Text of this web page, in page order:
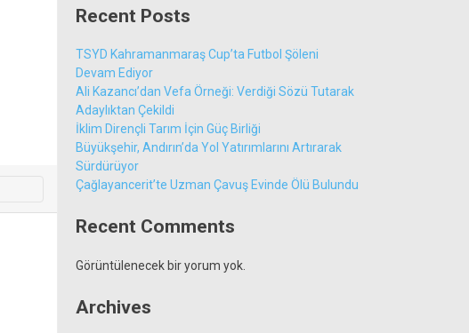
Recent Posts
TSYD Kahramanmaraş Cup’ta Futbol Şöleni
Devam Ediyor
Ali Kazancı’dan Vefa Örneği: Verdiği Sözü Tutarak
Adaylıktan Çekildi
İklim Dirençli Tarım İçin Güç Birliği
Büyükşehir, Andırın’da Yol Yatırımlarını Artırarak
Sürdürüyor
Çağlayancerit’te Uzman Çavuş Evinde Ölü Bulundu
Recent Comments
Görüntülenecek bir yorum yok.
Archives